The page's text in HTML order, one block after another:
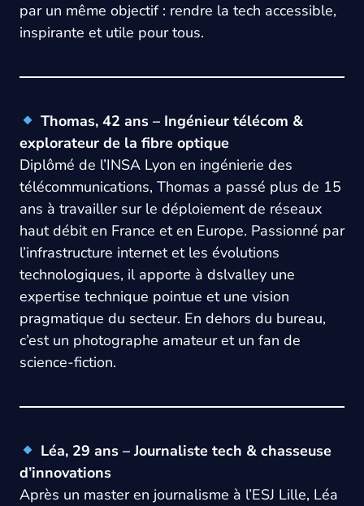
par un même objectif : rendre la tech accessible,
inspirante et utile pour tous.
Thomas, 42 ans – Ingénieur télécom &
explorateur de la fibre optique
Diplômé de l’INSA Lyon en ingénierie des
télécommunications, Thomas a passé plus de 15
ans à travailler sur le déploiement de réseaux
haut débit en France et en Europe. Passionné par
l’infrastructure internet et les évolutions
technologiques, il apporte à dslvalley une
expertise technique pointue et une vision
pragmatique du secteur. En dehors du bureau,
c’est un photographe amateur et un fan de
science-fiction.
Léa, 29 ans – Journaliste tech & chasseuse
d’innovations
Après un master en journalisme à l’ESJ Lille, Léa